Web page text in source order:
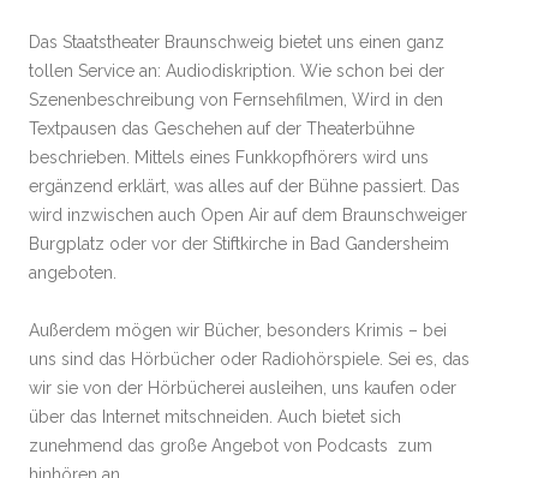
Das Staatstheater Braunschweig bietet uns einen ganz
tollen Service an: Audiodiskription. Wie schon bei der
Szenenbeschreibung von Fernsehfilmen, Wird in den
Textpausen das Geschehen auf der Theaterbühne
beschrieben. Mittels eines Funkkopfhörers wird uns
ergänzend erklärt, was alles auf der Bühne passiert. Das
wird inzwischen auch Open Air auf dem Braunschweiger
Burgplatz oder vor der Stiftkirche in Bad Gandersheim
angeboten.
Außerdem mögen wir Bücher, besonders Krimis – bei
uns sind das Hörbücher oder Radiohörspiele. Sei es, das
wir sie von der Hörbücherei ausleihen, uns kaufen oder
über das Internet mitschneiden. Auch bietet sich
zunehmend das große Angebot von Podcasts zum